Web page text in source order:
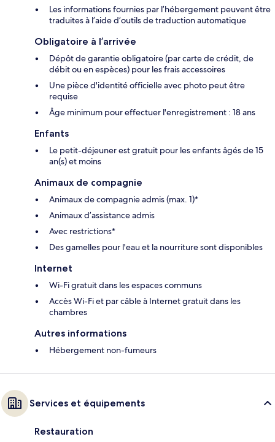
Les informations fournies par l’hébergement peuvent être
traduites à l’aide d’outils de traduction automatique
Obligatoire à l’arrivée
Dépôt de garantie obligatoire (par carte de crédit, de
débit ou en espèces) pour les frais accessoires
Une pièce d'identité officielle avec photo peut être
requise
Âge minimum pour effectuer l'enregistrement : 18 ans
Enfants
Le petit-déjeuner est gratuit pour les enfants âgés de 15
an(s) et moins
Animaux de compagnie
Animaux de compagnie admis (max. 1)*
Animaux d’assistance admis
Avec restrictions*
Des gamelles pour l'eau et la nourriture sont disponibles
Internet
Wi-Fi gratuit dans les espaces communs
Accès Wi-Fi et par câble à Internet gratuit dans les
chambres
Autres informations
Hébergement non-fumeurs
Services et équipements
Restauration